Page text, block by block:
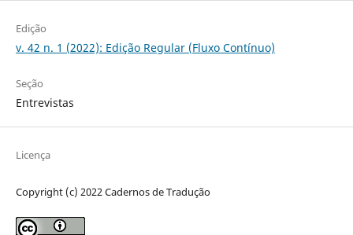
Edição
v. 42 n. 1 (2022): Edição Regular (Fluxo Contínuo)
Seção
Entrevistas
Licença
Copyright (c) 2022 Cadernos de Tradução